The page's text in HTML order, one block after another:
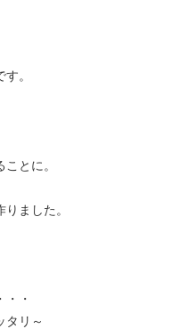
。
とに。
ました。
・
タリ～